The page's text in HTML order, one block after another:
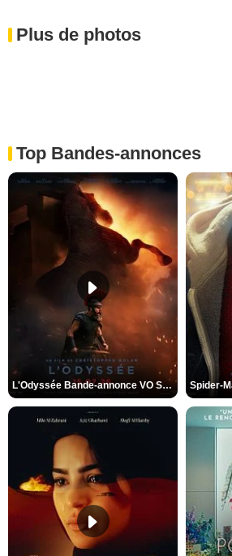
Plus de photos
Top Bandes-annonces
L'Odyssée Bande-annonce VO STFR